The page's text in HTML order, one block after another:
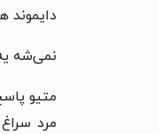
دایموند
نمی‌شه
متیو
مرد